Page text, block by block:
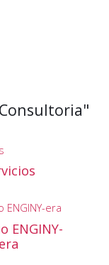
ENGINY-
era